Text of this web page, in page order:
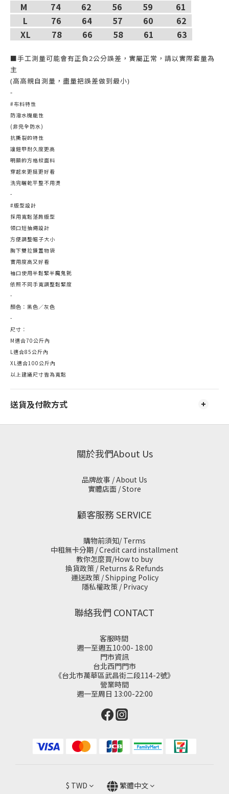
M 74 62 56 59 61
L 76 64 57 60 62
XL 78 66 58 61 63
■手工測量可能會有正負2公分誤差，實屬正常，請以實際套量為
主
(高高親自測量，盡量把誤差做到最小)
-
#布料特性
防潑水機能性
(非完全防水)
抗撕裂的特性
讓鎧甲耐久度更高
明顯的方格紋面料
穿起來更挺更好看
洗完曬乾平整不用燙
-
#版型設計
採用寬鬆落肩版型
領口短抽繩設計
方便調整帽子大小
胸下雙拉鍊置物袋
實用度高又好看
袖口使用半鬆緊半魔鬼氈
依照不同手寬調整鬆緊度
-
顏色：黑色／灰色
-
尺寸：
M適合70公斤內
L適合85公斤內
XL適合100公斤內
以上建議尺寸皆為寬鬆
送貨及付款方式
關於我們About Us
品牌故事 / About Us
實體店面 / Store
顧客服務 SERVICE
購物前須知/ Terms
中租無卡分期 / Credit card installment
教你怎麼買/How to buy
換貨政策 / Returns & Refunds
運送政策 / Shipping Policy
隱私權政策 / Privacy
聯絡我們 CONTACT
客服時間
週一至週五10:00- 18:00
門市資訊
台北西門門市
《台北市萬華區武昌街二段114-2號》
營業時間
週一至周日 13:00-22:00
$ TWD 繁體中文